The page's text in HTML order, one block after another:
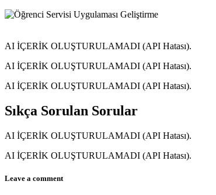
AI İÇERİK OLUŞTURULAMADI (API Hatası).
AI İÇERİK OLUŞTURULAMADI (API Hatası).
AI İÇERİK OLUŞTURULAMADI (API Hatası).
Sıkça Sorulan Sorular
AI İÇERİK OLUŞTURULAMADI (API Hatası).
AI İÇERİK OLUŞTURULAMADI (API Hatası).
Leave a comment